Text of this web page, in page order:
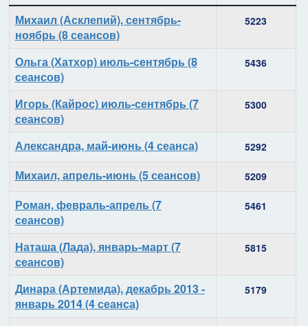
Материалы
Михаил (Асклепий), сентябрь-
ноябрь (8 сеансов)
5223
Ольга (Хатхор) июль-сентябрь (8
сеансов)
5436
Игорь (Кайрос) июль-сентябрь (7
сеансов)
5300
Александра, май-июнь (4 сеанса) 5292
Михаил, апрель-июнь (5 сеансов) 5209
Роман, февраль-апрель (7
сеансов)
5461
Наташа (Лада), январь-март (7
сеансов)
5815
Динара (Артемида), декабрь 2013 -
январь 2014 (4 сеанса)
5179